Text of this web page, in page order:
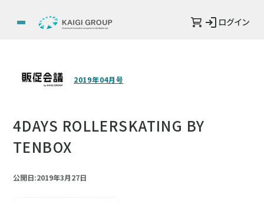
ログイン
2019年04月号
4DAYS ROLLERSKATING BY
TENBOX
公開日:2019年3月27日